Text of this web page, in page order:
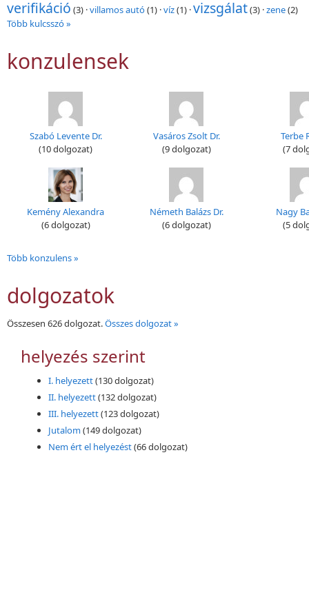
verifikáció (3) ·villamos autó(1) ·víz(1) ·vizsgálat(3) ·zene(2)
Több kulcsszó »
konzulensek
Szabó Levente Dr.
(10 dolgozat)
Vasáros Zsolt Dr.
(9 dolgozat)
Terbe
(7
Kemény Alexandra
(6 dolgozat)
Németh Balázs Dr.
(6 dolgozat)
Nagy
(5
Több konzulens »
dolgozatok
Összesen 626 dolgozat.Összes dolgozat »
helyezés szerint
I. helyezett(130 dolgozat)
II. helyezett(132 dolgozat)
III. helyezett(123 dolgozat)
Jutalom(149 dolgozat)
Nem ért el helyezést(66 dolgozat)